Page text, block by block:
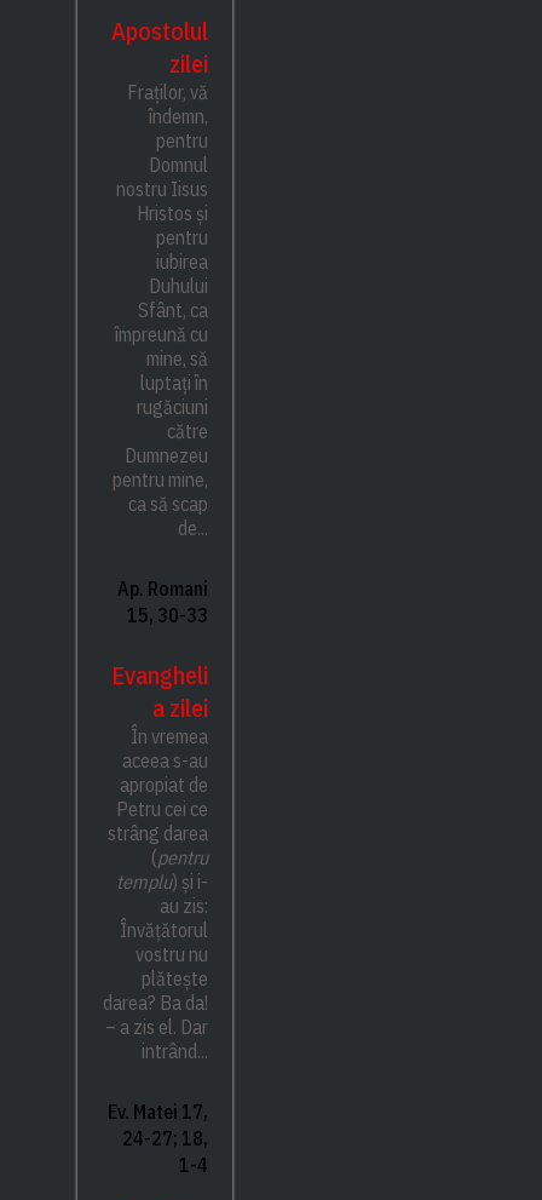
Apostolul
zilei
Fraților, vă
îndemn,
pentru
Domnul
nostru Iisus
Hristos și
pentru
iubirea
Duhului
Sfânt, ca
împreună cu
mine, să
luptați în
rugăciuni
către
Dumnezeu
pentru mine,
ca să scap
de...
Ap. Romani
15, 30-33
Evangheli
a zilei
În vremea
aceea s-au
apropiat de
Petru cei ce
strâng darea
(pentru
templu) și i-
au zis:
Învățătorul
vostru nu
plătește
darea? Ba da!
– a zis el. Dar
intrând...
Ev. Matei 17,
24-27; 18,
1-4